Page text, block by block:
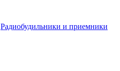
Радиобудильники и приемники